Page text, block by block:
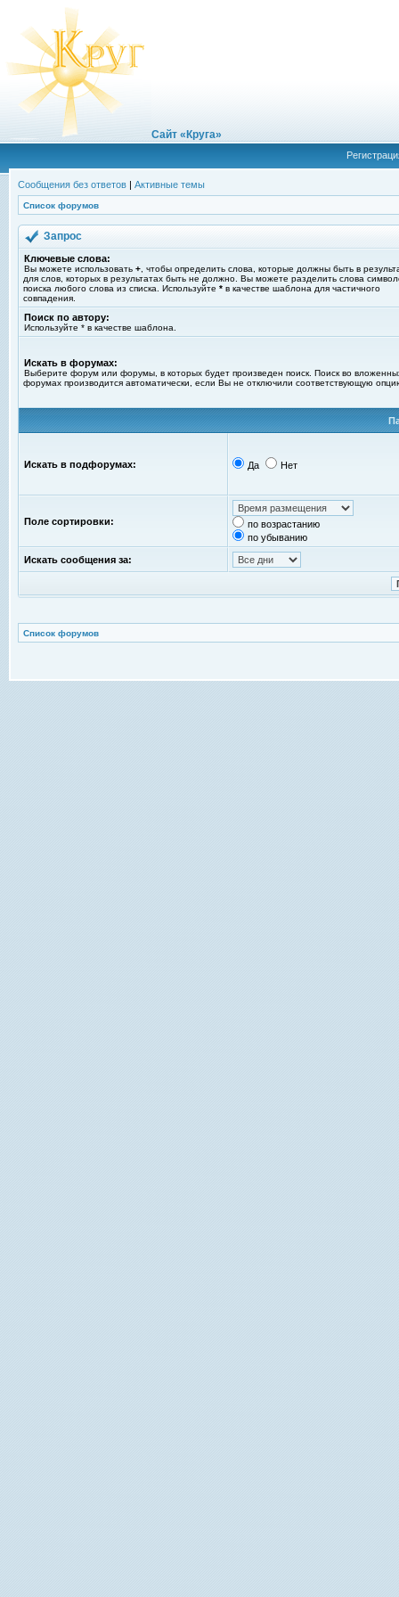
Сайт «Круга»
Сообщения без ответов | Активные темы
Список форумов
Запрос
Ключевые слова:
Вы можете использовать + , чтобы определить слова, которые должны быть в
для слов, которых в результатах быть не должно. Вы можете разделить слова
поиска любого слова из списка. Используйте * в качестве шаблона для частичного
совпадения.
Поиск по автору:
Используйте * в качестве шаблона.
Искать в форумах:
Выберите форум или форумы, в которых будет произведен поиск. Поиск во
форумах производится автоматически, если Вы не отключили соответствующую
Искать в подфорумах: Да Нет
Поле сортировки:
по возрастанию
по убыванию
Искать сообщения за:
Список форумов